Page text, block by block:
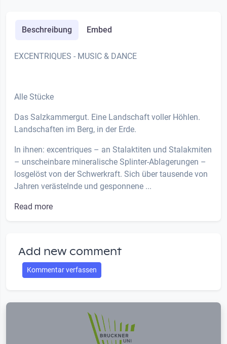
Beschreibung Embed
EXCENTRIQUES - MUSIC & DANCE
Alle Stücke
Das Salzkammergut. Eine Landschaft voller Höhlen.
Landschaften im Berg, in der Erde.
In ihnen: excentriques – an Stalaktiten und Stalakmiten
– unscheinbare mineralische Splinter-Ablagerungen –
losgelöst von der Schwerkraft. Sich über tausende von
Jahren verästelnde und gesponnene ...
Read more
Add new comment
Kommentar verfassen